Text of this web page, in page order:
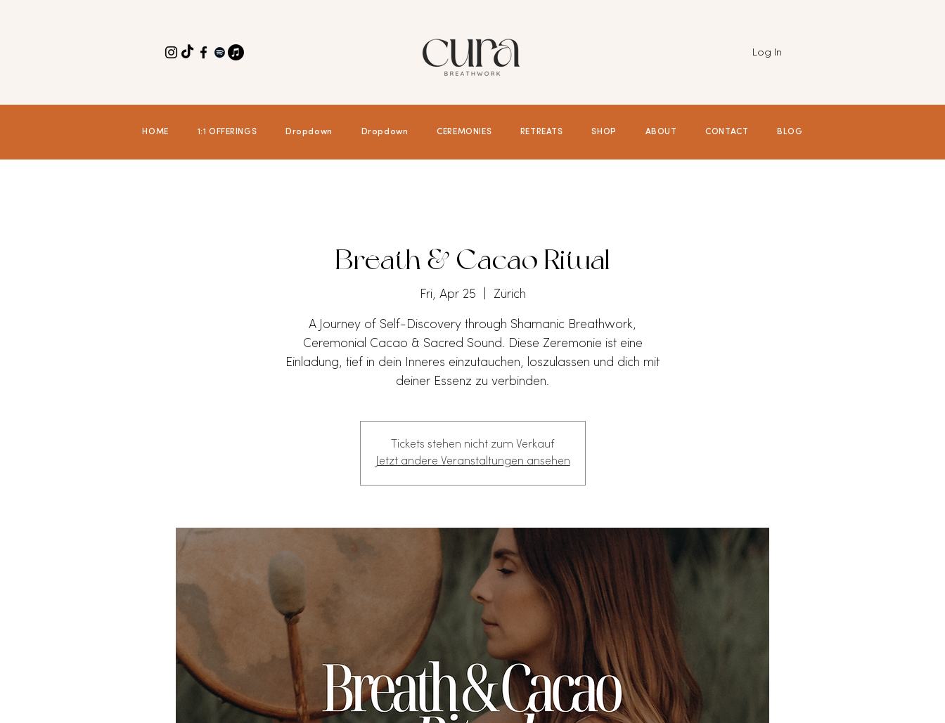
Log In
HOME 1:1 OFFERINGS Dropdown Dropdown CEREMONIES RETREATS SHOP ABOUT CONTACT BLOG
Breath & Cacao Ritual
Fri, Apr 25 Zürich
A Journey of Self-Discovery through Shamanic Breathwork,
Ceremonial Cacao & Sacred Sound. Diese Zeremonie ist eine
Einladung, tief in dein Inneres einzutauchen, loszulassen und dich mit
deiner Essenz zu verbinden.
Tickets stehen nicht zum Verkauf
Jetzt andere Veranstaltungen ansehen